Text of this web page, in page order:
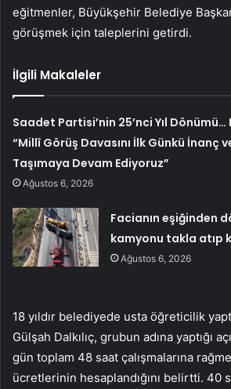
eğitmenler, Büyükşehir Belediye
görüşmek için taleplerini getirdi.
İlgili Makaleler
Saadet Partisi’nin 25’nci Yıl
“Millî Görüş Davasını İlk Günkü İnanç
Taşımaya Devam Ediyoruz”
Ağustos 6, 2026
Facianın eşiğinden
kamyonu takla atıp
Ağustos 6, 2026
18 yıldır belediyede usta öğreticilik
Gülşah Dalkılıç, grubun adına yaptığı
gün toplam 48 saat çalışmalarına
ücretlerinin hesaplandığını belirtti. 40